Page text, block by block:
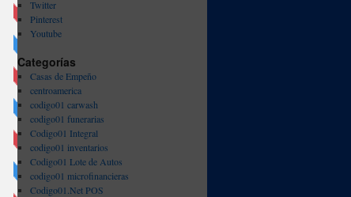
Twitter
Pinterest
Youtube
Categorías
Casas de Empeño
centroamerica
codigo01 carwash
codigo01 funerarias
Codigo01 Integral
codigo01 inventarios
Codigo01 Lote de Autos
codigo01 microfinancieras
Codigo01.Net POS